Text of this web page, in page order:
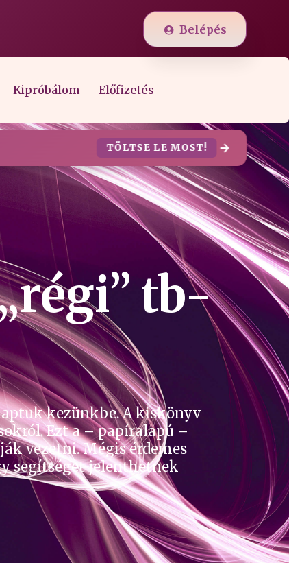
Belépés
Kipróbálom Előfizetés
TÖLTSE LE MOST!
tb-
kezünkbe. A kiskönyv
Ezt a – papíralapú –
vezetni. Mégis érdemes
segítséget jelenthetnek